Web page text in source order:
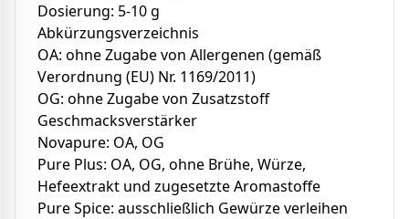
Dosierung: 5-10 g
Abkürzungsverzeichnis
OA: ohne Zugabe von Allergenen (gemäß
Verordnung (EU) Nr. 1169/2011)
OG: ohne Zugabe von Zusatzstoff
Geschmacksverstärker
Novapure: OA, OG
Pure Plus: OA, OG, ohne Brühe, Würze,
Hefeextrakt und zugesetzte Aromastoffe
Pure Spice: ausschließlich Gewürze verleihen